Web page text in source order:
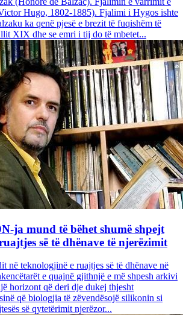
Hugo, 1802-1885). Fjalimi i Hygos ishte
ka qenë pjesë e brezit të fuqishëm të
XIX dhe se emri i tij do të mbetet...
ja mund të bëhet shumë shpejt
së të dhënave të njerëzimit
në teknologjinë e ruajtjes së të dhënave në
e quajnë gjithnjë e më shpesh arkivi
horizont që deri dje dukej thjesht
që biologjia të zëvendësojë silikonin si
së qytetërimit njerëzor...